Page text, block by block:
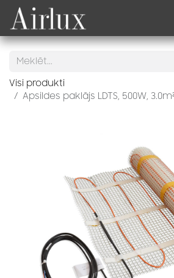
Skip to Content
Visi produkti
Apsildes paklājs LDTS, 500W,